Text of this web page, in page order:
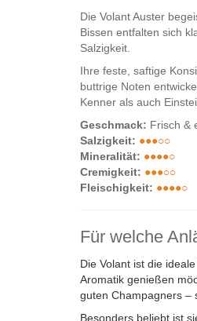
Die Volant Auster
Bissen entfalten sich
Salzigkeit.
Ihre feste, saftige
buttrige Noten
Kenner als auch
Geschmack: Frisch &
Salzigkeit: ●●●○○
Mineralität: ●●●●○
Cremigkeit: ●●●○○
Fleischigkeit: ●●●●○
Für welche
Die Volant ist die
Aromatik genießen
guten Champagners –
Besonders beliebt ist